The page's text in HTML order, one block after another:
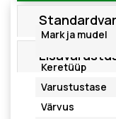
Mark ja mudel
Keretüüp
Varustustase
Värvus